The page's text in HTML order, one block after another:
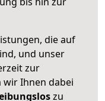
die auf
und unser
zur
Ihnen dabei
zu